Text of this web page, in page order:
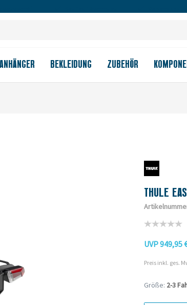
BEKLEIDUNG ZUBEHÖR
THULE
UVP 949,95
Preis inkl. ges.
Größe: 2-3